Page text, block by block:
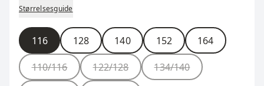
Størrelsesguide
Størrelse
116 128 140 152 164
110/116 122/128 134/140